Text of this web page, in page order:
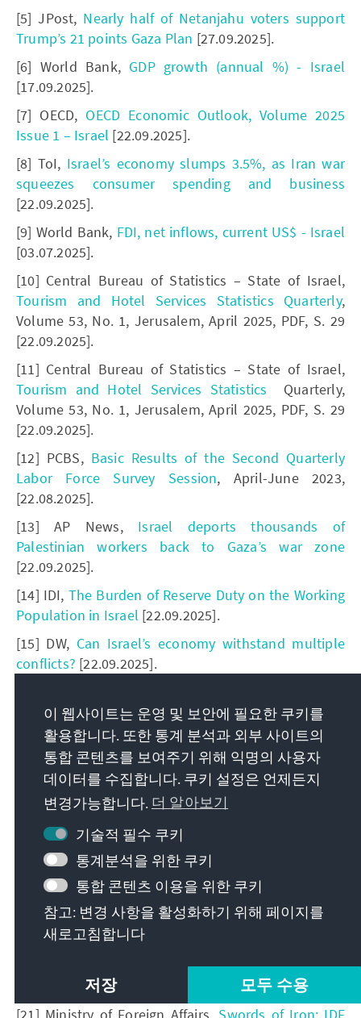
[5] JPost, Nearly half of Netanjahu voters support
Trump’s 21 points Gaza Plan [27.09.2025].
[6] World Bank, GDP growth (annual %) - Israel
[17.09.2025].
[7] OECD, OECD Economic Outlook, Volume 2025
Issue 1 – Israel [22.09.2025].
[8] ToI, Israel’s economy slumps 3.5%, as Iran war
squeezes consumer spending and business
[22.09.2025].
[9] World Bank, FDI, net inflows, current US$ - Israel
[03.07.2025].
[10] Central Bureau of Statistics – State of Israel,
Tourism and Hotel Services Statistics Quarterly,
Volume 53, No. 1, Jerusalem, April 2025, PDF, S. 29
[22.09.2025].
[11] Central Bureau of Statistics – State of Israel,
Tourism and Hotel Services Statistics Quarterly,
Volume 53, No. 1, Jerusalem, April 2025, PDF, S. 29
[22.09.2025].
[12] PCBS, Basic Results of the Second Quarterly
Labor Force Survey Session, April-June 2023,
[22.08.2025].
[13] AP News, Israel deports thousands of
Palestinian workers back to Gaza’s war zone
[22.09.2025].
[14] IDI, The Burden of Reserve Duty on the Working
Population in Israel [22.09.2025].
[15] DW, Can Israel’s economy withstand multiple
conflicts? [22.09.2025].
[22.09.2025].
[17] ToI,Israel leads global surge in military
spending, with steepest increase since 1967
[22.09.2025].
[18] Neria, Yuval et al. (2025):Israeli mental health in
the aftermath of the October 7 terrorist attack: risks,
challenges, and recommendations
Health Policy Research 14 (1), p. 2-3 [22.09.2025].
[19] JPost, Report highlights challenges in Israel’s
healthcare system post-Oct 7[22.09.2025].
[20] JPost,The war will end, but the habit remains’:
Israel’s growing crisis of trauma and addiction
[19.08.2025].
[21] Ministry of Foreign Affairs, Swords of Iron: IDF
이 웹사이트는 운영 및 보안에 필요한 쿠키를
활용합니다. 또한 통계 분석과 외부 사이트의
통합 콘텐츠를 보여주기 위해 익명의 사용자
데이터를 수집합니다. 쿠키 설정은 언제든지
변경가능합니다. 더 알아보기
기술적 필수 쿠키
통계분석을 위한 쿠키
통합 콘텐츠 이용을 위한 쿠키
참고: 변경 사항을 활성화하기 위해 페이지를
새로고침합니다
저장 모두 수용